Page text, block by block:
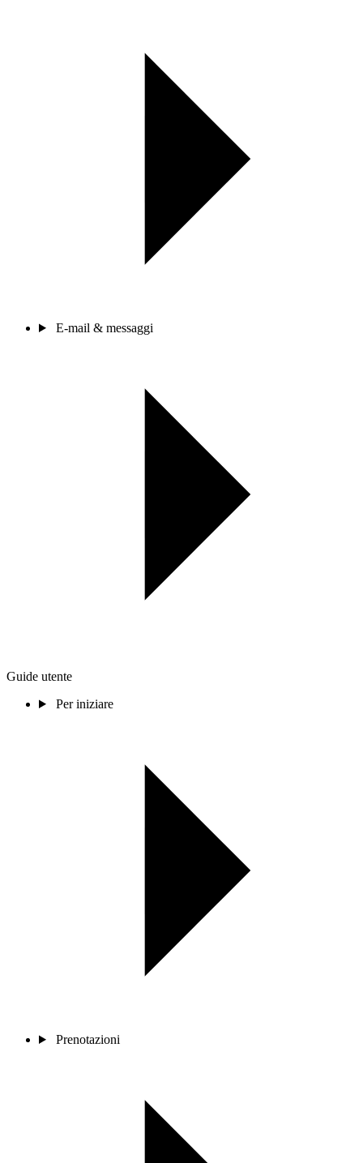
E-mail & messaggi
Guide utente
Per iniziare
Prenotazioni